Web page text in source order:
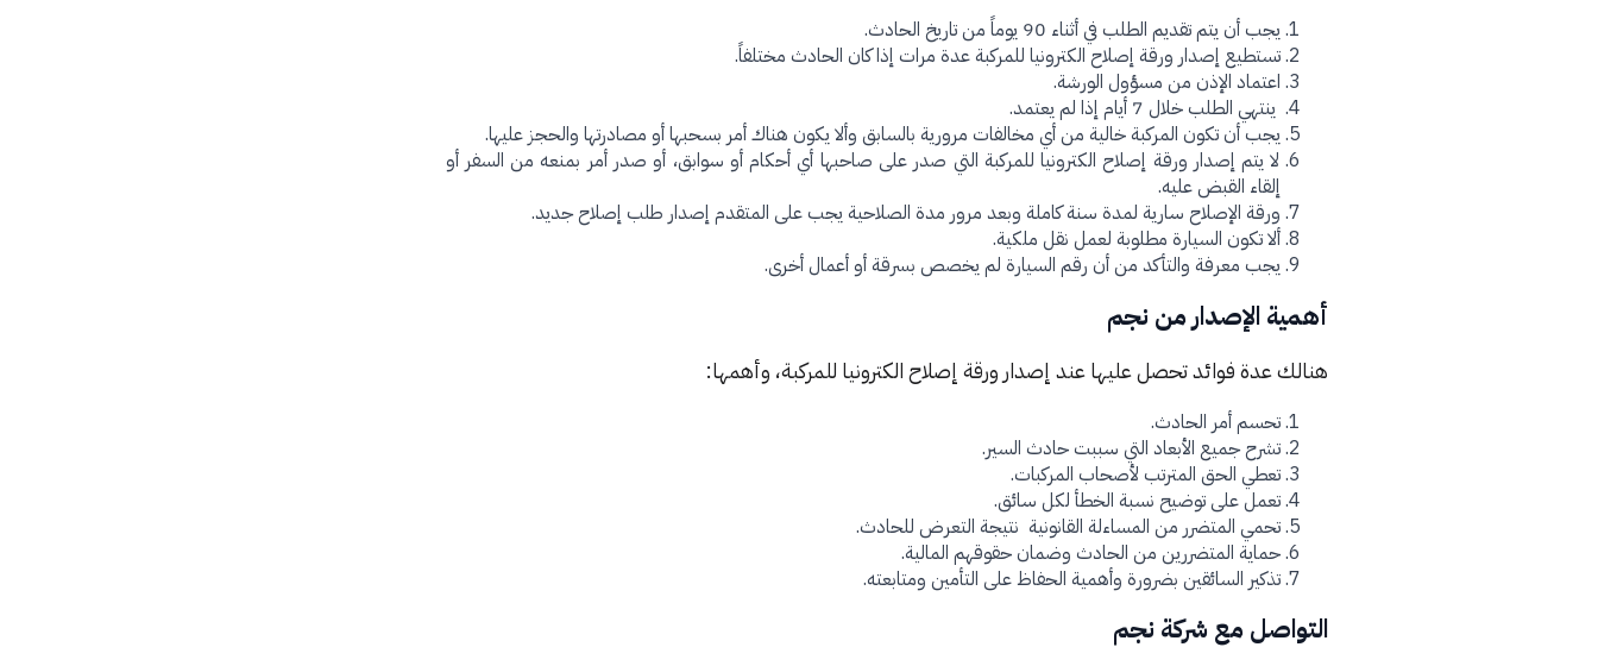
يجب أن يتم تقديم الطلب في أثناء 90 يوماً من تاريخ الحادث.
تستطيع إصدار ورقة إصلاح الكترونيا للمركبة عدة مرات إذا كان الحادث مختلفاً.
اعتماد الإذن من مسؤول الورشة.
ينتهي الطلب خلال 7 أيام إذا لم يعتمد.
يجب أن تكون المركبة خالية من أي مخالفات مرورية بالسابق وألا يكون هناك أمر بسحبها أو مصادرتها والحجز عليها.
لا يتم إصدار ورقة إصلاح الكترونيا للمركبة التي صدر على صاحبها أي أحكام أو سوابق، أو صدر أمر بمنعه من السفر أو
إلقاء القبض عليه.
ورقة الإصلاح سارية لمدة سنة كاملة وبعد مرور مدة الصلاحية يجب على المتقدم إصدار طلب إصلاح جديد.
ألا تكون السيارة مطلوبة لعمل نقل ملكية.
يجب معرفة والتأكد من أن رقم السيارة لم يخصص بسرقة أو أعمال أخرى.
أهمية الإصدار من نجم
هنالك عدة فوائد تحصل عليها عند إصدار ورقة إصلاح الكترونيا للمركبة، وأهمها:
تحسم أمر الحادث.
تشرح جميع الأبعاد التي سببت حادث السير.
تعطي الحق المترتب لأصحاب المركبات.
تعمل على توضيح نسبة الخطأ لكل سائق.
تحمي المتضرر من المساءلة القانونية نتيجة التعرض للحادث.
حماية المتضررين من الحادث وضمان حقوقهم المالية.
تذكير السائقين بضرورة وأهمية الحفاظ على التأمين ومتابعته.
التواصل مع شركة نجم